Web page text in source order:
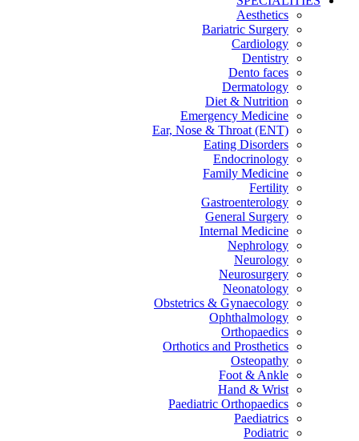
Aesthetics
Bariatric Surgery
Cardiology
Dentistry
Dento faces
Dermatology
Diet & Nutrition
Emergency Medicine
Ear, Nose & Throat (ENT)
Eating Disorders
Endocrinology
Family Medicine
Fertility
Gastroenterology
General Surgery
Internal Medicine
Nephrology
Neurology
Neurosurgery
Neonatology
Obstetrics & Gynaecology
Ophthalmology
Orthopaedics
Orthotics and Prosthetics
Osteopathy
Foot & Ankle
Hand & Wrist
Paediatric Orthopaedics
Paediatrics
Podiatric